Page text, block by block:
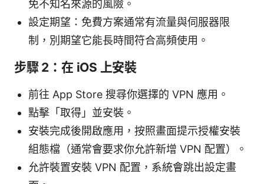
免不知名來源的風險。
設定期望：免費方案通常有流量與伺服器限
制，別期望它能長時間符合高頻使用。
步驟 2：在 iOS 上安裝
前往 App Store 搜尋你選擇的 VPN 應用。
點擊「取得」並安裝。
安裝完成後開啟應用，按照畫面提示授權安裝
組態檔（通常會要求你允許新增 VPN 配置）。
允許裝置安裝 VPN 配置，系統會跳出設定畫